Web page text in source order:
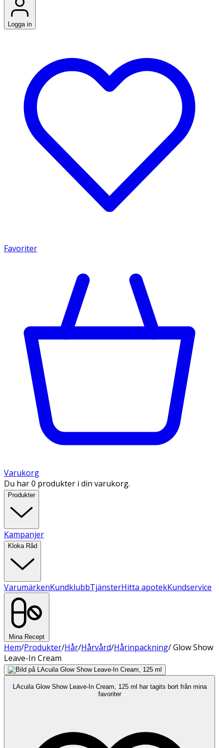
Logga in
Favoriter
Varukorg
Du har 0 produkter i din varukorg.
Produkter
Kampanjer
Kloka Råd
VarumärkenKundklubbTjänsterHitta apotekKundservice
Mina Recept
Hem/Produkter/Hår/Hårvård/Hårinpackning/Glow Show
Leave-In Cream
LAcuila Glow Show Leave-In Cream, 125 ml har tagits bort från mina
favoriter